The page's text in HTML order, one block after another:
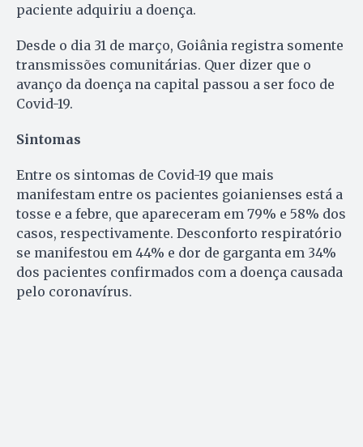
paciente adquiriu a doença.
Desde o dia 31 de março, Goiânia registra somente
transmissões comunitárias. Quer dizer que o
avanço da doença na capital passou a ser foco de
Covid-19.
Sintomas
Entre os sintomas de Covid-19 que mais
manifestam entre os pacientes goianienses está a
tosse e a febre, que apareceram em 79% e 58% dos
casos, respectivamente. Desconforto respiratório
se manifestou em 44% e dor de garganta em 34%
dos pacientes confirmados com a doença causada
pelo coronavírus.